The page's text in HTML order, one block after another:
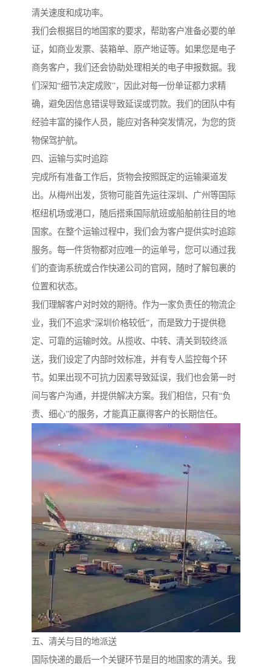
清关速度和成功率。
我们会根据目的地国家的要求，帮助客户准备必要的单
证，如商业发票、装箱单、原产地证等。如果您是电子
商务客户，我们还会协助处理相关的电子申报数据。我
们深知“细节决定成败”，因此对每一份单证都力求精
确，避免因信息错误导致延误或罚款。我们的团队中有
经验丰富的操作人员，能应对各种突发情况，为您的货
物保驾护航。
四、运输与实时追踪
完成所有准备工作后，货物会按照既定的运输渠道发
出。从梅州出发，货物可能首先运往深圳、广州等国际
枢纽机场或港口，随后搭乘国际航班或船舶前往目的地
国家。在整个运输过程中，我们会为客户提供实时追踪
服务。每一件货物都对应唯一的运单号，您可以通过我
们的查询系统或合作快递公司的官网，随时了解包裹的
位置和状态。
我们理解客户对时效的期待。作为一家负责任的物流企
业，我们不追求“深圳价格较低”，而是致力于提供稳
定、可靠的运输时效。从揽收、中转、清关到较终派
送，我们设定了内部时效标准，并有专人监控每个环
节。如果出现不可抗力因素导致延误，我们也会第一时
间与客户沟通，并提供解决方案。我们相信，只有“负
责、细心”的服务，才能真正赢得客户的长期信任。
五、清关与目的地派送
国际快递的最后一个关键环节是目的地国家的清关。我